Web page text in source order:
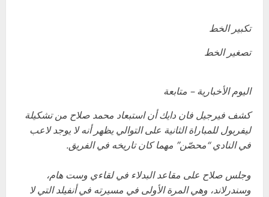
تكبير الخط
تصغير الخط
اليوم الأخبارية – متابعة
كشف فيرجيل فان دايك أن استبعاد محمد صلاح من تشكيلة
ليفربول للمباراة الثانية على التوالي يظهر أنه لا يوجد لاعب
في النادي “محصّن” مهما كان تاريخه في الفريق.
وجلس صلاح على مقاعد البدلاء في لقاءي وست هام،
وسندرلاند، وهي المرة الأولى في مسيرته في أنفيلد التي لا